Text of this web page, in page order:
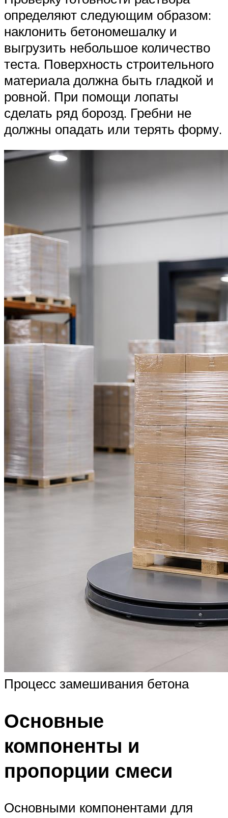
определяют следующим образом:
наклонить бетономешалку и
выгрузить небольшое количество
теста. Поверхность строительного
материала должна быть гладкой и
ровной. При помощи лопаты
сделать ряд борозд. Гребни не
должны опадать или терять форму.
Процесс замешивания бетона
Основные
компоненты и
пропорции смеси
Основными компонентами для